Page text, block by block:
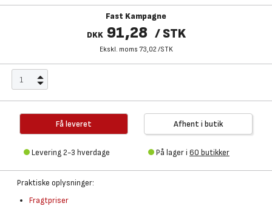
Fast Kampagne
DKK 91,28 / STK
Ekskl. moms 73,02 /STK
Få leveret
Levering 2-3 hverdage
Afhent i butik
På lager i 60 butikker
Praktiske oplysninger:
Fragtpriser